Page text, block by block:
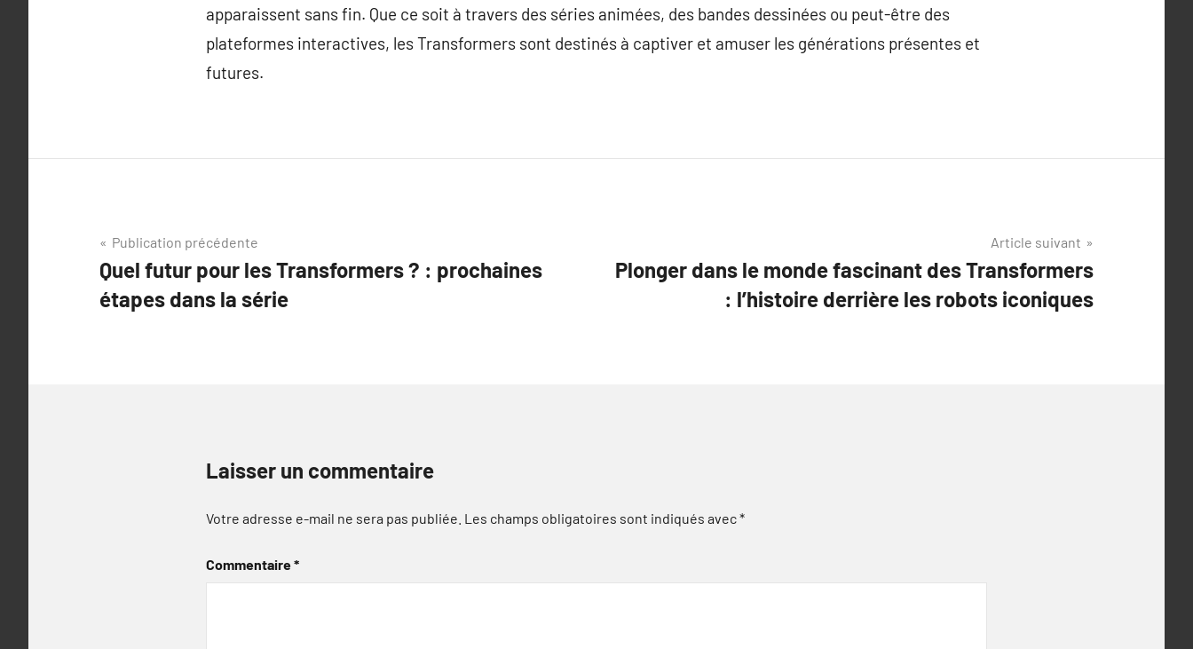
apparaissent sans fin. Que ce soit à travers des séries animées, des bandes dessinées ou peut-être des
plateformes interactives, les Transformers sont destinés à captiver et amuser les générations présentes et
futures.
Navigation
de
l’article
Publication précédente
Quel futur pour les Transformers ? : prochaines
étapes dans la série
Article suivant
Plonger dans le monde fascinant des Transformers
: l’histoire derrière les robots iconiques
Laisser un commentaire
Votre adresse e-mail ne sera pas publiée. Les champs obligatoires sont indiqués avec*
Commentaire*